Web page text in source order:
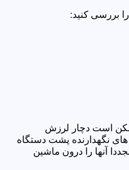
بررسی کنید:
است دچار لرزش
های نگهدارنده پشت دستگاه
آنها را درون ماشین